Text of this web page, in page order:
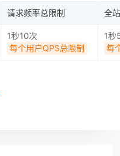
请求频率总限制 全
1秒10次
每个用户QPS总限制
1秒
每